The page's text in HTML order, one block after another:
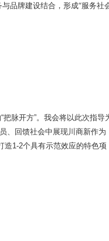
与品牌建设结合，形成“服务
脉开方”。我会将以此次指导
、回馈社会中展现川商新作为
造1-2个具有示范效应的特色项